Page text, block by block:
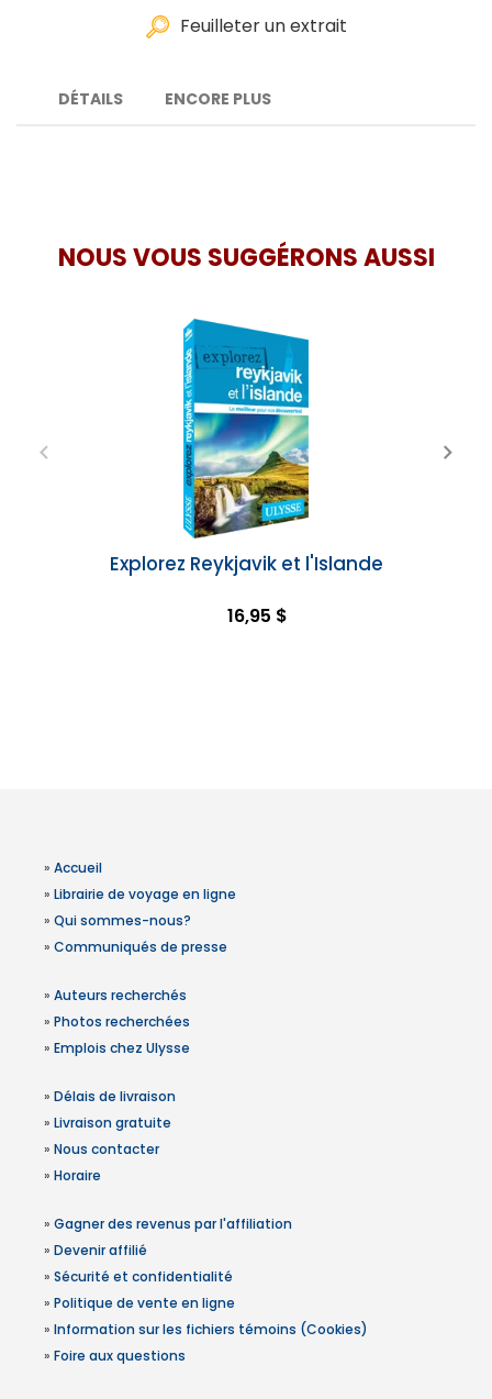
Feuilleter un extrait
DÉTAILS ENCORE PLUS
NOUS VOUS SUGGÉRONS AUSSI
Explorez Reykjavik et l'Islande
16,95 $
» Accueil
» Librairie de voyage en ligne
» Qui sommes-nous?
» Communiqués de presse
» Auteurs recherchés
» Photos recherchées
» Emplois chez Ulysse
» Délais de livraison
» Livraison gratuite
» Nous contacter
» Horaire
» Gagner des revenus par l'affiliation
» Devenir affilié
» Sécurité et confidentialité
» Politique de vente en ligne
» Information sur les fichiers témoins (Cookies)
» Foire aux questions